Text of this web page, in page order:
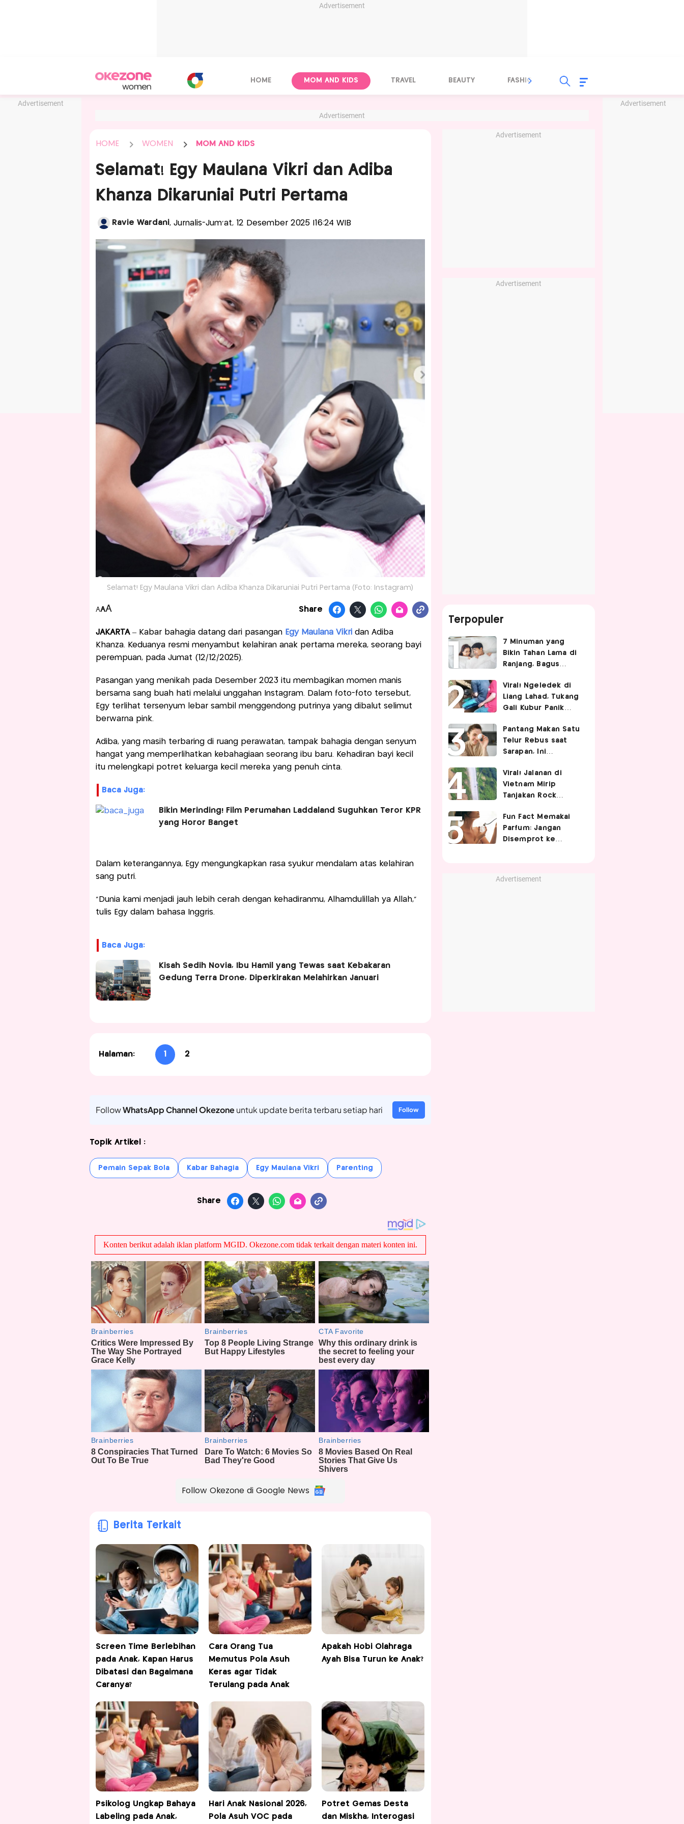
Advertisement
Advertisement Advertisement
HOME MOM AND KIDS TRAVEL BEAUTY FASHION FOOD
Advertisement
HOME WOMEN MOM AND KIDS
Selamat! Egy Maulana Vikri dan Adiba
Khanza Dikaruniai Putri Pertama
Ravie Wardani, Jurnalis-Jum'at, 12 Desember 2025 |16:24 WIB
Selamat! Egy Maulana Vikri dan Adiba Khanza Dikaruniai Putri Pertama (Foto: Instagram)
AAA Share
JAKARTA – Kabar bahagia datang dari pasangan Egy Maulana Vikridan Adiba
Khanza. Keduanya resmi menyambut kelahiran anak pertama mereka, seorang bayi
perempuan, pada Jumat (12/12/2025).
Pasangan yang menikah pada Desember 2023 itu membagikan momen manis
bersama sang buah hati melalui unggahan Instagram. Dalam foto-foto tersebut,
Egy terlihat tersenyum lebar sambil menggendong putrinya yang dibalut selimut
berwarna pink.
Adiba, yang masih terbaring di ruang perawatan, tampak bahagia dengan senyum
hangat yang memperlihatkan kebahagiaan seorang ibu baru. Kehadiran bayi kecil
itu melengkapi potret keluarga kecil mereka yang penuh cinta.
Baca Juga:
Bikin Merinding! Film Perumahan Laddaland Suguhkan Teror KPR
yang Horor Banget
Dalam keterangannya, Egy mengungkapkan rasa syukur mendalam atas kelahiran
sang putri.
"Dunia kami menjadi jauh lebih cerah dengan kehadiranmu, Alhamdulillah ya Allah,"
tulis Egy dalam bahasa Inggris.
Baca Juga:
Kisah Sedih Novia, Ibu Hamil yang Tewas saat Kebakaran
Gedung Terra Drone, Diperkirakan Melahirkan Januari
Halaman: 1 2
FollowWhatsApp Channel Okezoneuntuk update berita terbaru setiap hari Follow
Topik Artikel :
Pemain Sepak Bola Kabar Bahagia Egy Maulana Vikri Parenting
Share
Follow Okezone di Google News
Berita Terkait
Screen Time Berlebihan
pada Anak, Kapan Harus
Dibatasi dan Bagaimana
Caranya?
Cara Orang Tua
Memutus Pola Asuh
Keras agar Tidak
Terulang pada Anak
Apakah Hobi Olahraga
Ayah Bisa Turun ke Anak?
Psikolog Ungkap Bahaya
Labeling pada Anak,
Hari Anak Nasional 2026,
Pola Asuh VOC pada
Potret Gemas Desta
dan Miskha, Interogasi
Advertisement
Advertisement
Terpopuler
7 Minuman yang
Bikin Tahan Lama di
Ranjang, Bagus
Hubungan Intim
Viral! Ngeledek di
Liang Lahad, Tukang
Gali Kubur Panik
Pantang Makan Satu
Telur Rebus saat
Sarapan, Ini
Ahli Gizi!
Viral! Jalanan di
Vietnam Mirip
Tanjakan Rock
Berbelok Nyaris 90
Derajat!
Fun Fact Memakai
Parfum: Jangan
Disemprot ke
Advertisement